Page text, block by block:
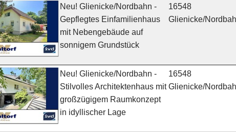
Neu! Glienicke/Nordbahn -
Gepflegtes Einfamilienhaus
mit Nebengebäude auf
sonnigem Grundstück
16548
Glienicke/
Neu! Glienicke/Nordbahn -
Stilvolles Architektenhaus mit
großzügigem Raumkonzept
in idyllischer Lage
16548
Glienicke/